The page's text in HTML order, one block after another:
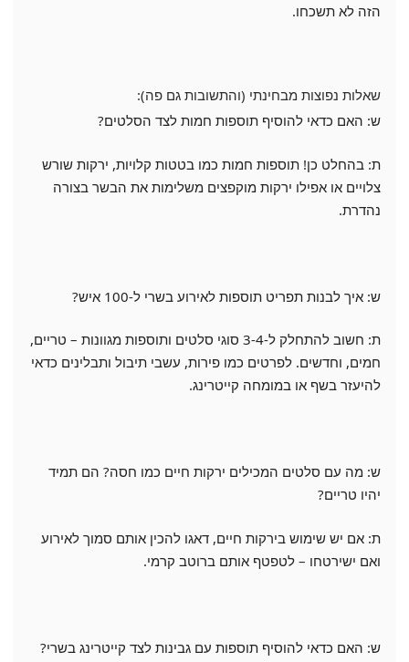
הזה לא תשכחו.
שאלות נפוצות מבחינתי (והתשובות גם פה):
ש: האם כדאי להוסיף תוספות חמות לצד הסלטים?
ת: בהחלט כן! תוספות חמות כמו בטטות קלויות, ירקות שורש
צלויים או אפילו ירקות מוקפצים משלימות את הבשר בצורה
נהדרת.
ש: איך לבנות תפריט תוספות לאירוע בשרי ל-100 איש?
ת: חשוב להתחלק ל-3-4 סוגי סלטים ותוספות מגוונות – טריים,
חמים, וחדשים. לפרטים כמו פירות, עשבי תיבול ותבלינים כדאי
להיעזר בשף או במומחה קייטרינג.
ש: מה עם סלטים המכילים ירקות חיים כמו חסה? הם תמיד
יהיו טריים?
ת: אם יש שימוש בירקות חיים, דאגו להכין אותם סמוך לאירוע
ואם ישירטחו – לטפטף אותם ברוטב קרמי.
ש: האם כדאי להוסיף תוספות עם גבינות לצד קייטרינג בשרי?